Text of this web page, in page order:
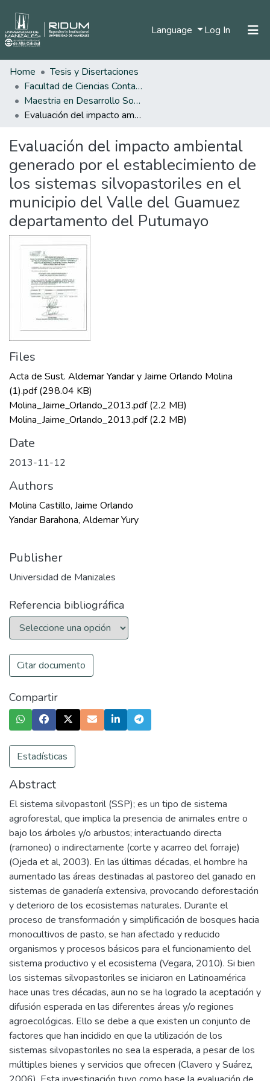
Language Log In (current)
Statistics
Home
Tesis y Disertaciones
Facultad de Ciencias Contables Económicas y Administrativas
Maestria en Desarrollo Sostenible y Medio Ambiente
Evaluación del impacto ambiental generado por el establecimiento de los sistemas silvopastoriles en el municipio del Valle del Guamuez departamento del Putumayo
Evaluación del impacto ambiental
generado por el establecimiento de
los sistemas silvopastoriles en el
municipio del Valle del Guamuez
departamento del Putumayo
Files
Acta de Sust. Aldemar Yandar y Jaime Orlando Molina
(1).pdf(298.04 KB)
Molina_Jaime_Orlando_2013.pdf(2.2 MB)
Molina_Jaime_Orlando_2013.pdf(2.2 MB)
Date
2013-11-12
Authors
Molina Castillo, Jaime Orlando
Yandar Barahona, Aldemar Yury
Publisher
Universidad de Manizales
Referencia bibliográfica
Citar documento
Compartir
Estadísticas
Abstract
El sistema silvopastoril (SSP); es un tipo de sistema
agroforestal, que implica la presencia de animales entre o
bajo los árboles y/o arbustos; interactuando directa
(ramoneo) o indirectamente (corte y acarreo del forraje)
(Ojeda et al, 2003). En las últimas décadas, el hombre ha
aumentado las áreas destinadas al pastoreo del ganado en
sistemas de ganadería extensiva, provocando deforestación
y deterioro de los ecosistemas naturales. Durante el
proceso de transformación y simplificación de bosques hacia
monocultivos de pasto, se han afectado y reducido
organismos y procesos básicos para el funcionamiento del
sistema productivo y el ecosistema (Vegara, 2010). Si bien
los sistemas silvopastoriles se iniciaron en Latinoamérica
hace unas tres décadas, aun no se ha logrado la aceptación y
difusión esperada en las diferentes áreas y/o regiones
agroecológicas. Ello se debe a que existen un conjunto de
factores que han incidido en que la utilización de los
sistemas silvopastoriles no sea la esperada, a pesar de los
múltiples bienes y servicios que ofrecen (Clavero y Suárez,